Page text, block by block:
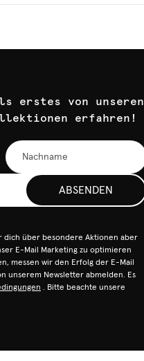
erstes von unseren
erfahren!
ABSENDEN
dich über besondere Aktionen aber
E-Mail Marketing zu optimieren
messen wir den Erfolg der E-Mail
unserem Newsletter abmelden. Es
. Bitte beachte unsere